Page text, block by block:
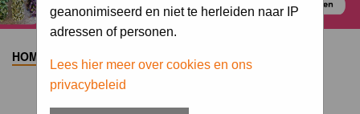
geanonimiseerd en niet te herleiden naar IP
adressen of personen.
Lees hier meer over cookies en ons
privacybeleid
HOME > ALBUM